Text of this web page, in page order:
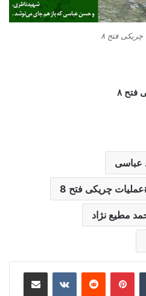
فتح ۸
فتح ۸
عباسی
عملیات چریکی فتح 8
مطیع نژاد
‫تامبلر ‫پین‌ترست‫رددیت ‫VKontakteاشتراک گذاری از طریق ایمیل